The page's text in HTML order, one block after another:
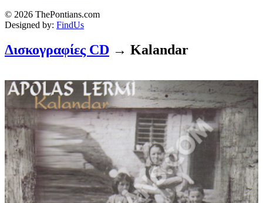
© 2026 ThePontians.com
Designed by: FindUs
Δισκογραφίες CD → Kalandar